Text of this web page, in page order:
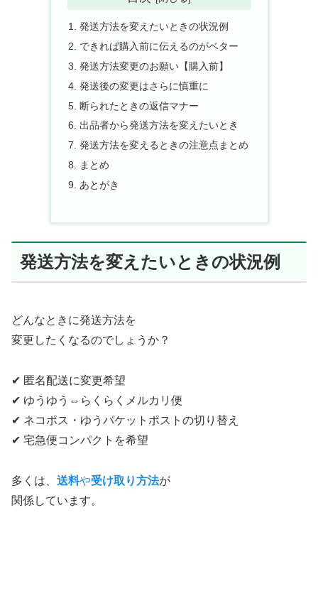
発送方法を変えたいときの状況例
できれば購入前に伝えるのがベター
発送方法変更のお願い【購入前】
発送後の変更はさらに慎重に
断られたときの返信マナー
出品者から発送方法を変えたいとき
発送方法を変えるときの注意点まとめ
まとめ
あとがき
発送方法を変えたいときの状況例
どんなときに発送方法を
変更したくなるのでしょうか？
✔ 匿名配送に変更希望
✔ ゆうゆう⇔らくらくメルカリ便
✔ ネコポス・ゆうパケットポストの切り替え
✔ 宅急便コンパクトを希望
多くは、 送料や受け取り方法が
関係しています。